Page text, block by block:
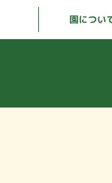
園につい